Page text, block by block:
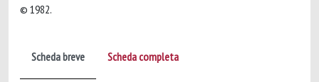
© 1982.
Scheda breve Scheda completa